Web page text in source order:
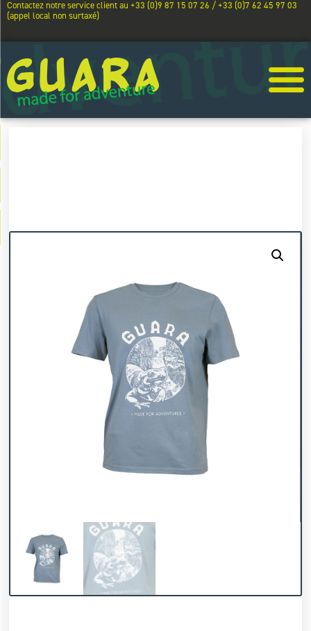
Contactez notre service client au +33 (0)9 87 15 07 26 / +33 (0)7 62 45 97 03
(appel local non surtaxé)